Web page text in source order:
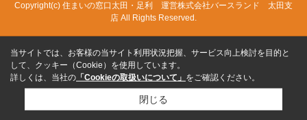
Copyright(c) 住まいの窓口太田・足利 運営株式会社バースランド 太田支
店 All Rights Reserved.
当サイトでは、お客様の当サイト利用状況把握、サービス向上検討を目的と
して、クッキー（Cookie）を使用しています。
詳しくは、当社の 「Cookieの取扱いについて」 をご確認ください。
閉じる